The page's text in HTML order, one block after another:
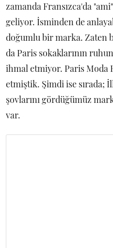
zamanda Fransızca'da
geliyor. İsminden de
doğumlu bir marka. Zaten
da Paris sokaklarının
ihmal etmiyor. Paris Moda
etmiştik. Şimdi ise sırada;
şovlarını gördüğümüz
var.